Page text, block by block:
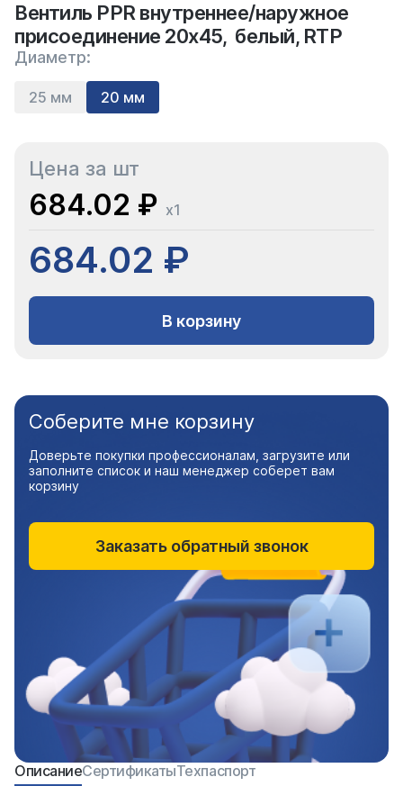
Вентиль PPR внутреннее/наружное
присоединение 20х45, белый, RTP
Диаметр:
25 мм 20 мм
Цена за шт
684.02 ₽ x1
684.02 ₽
В корзину
ОписаниеСертификатыТехпаспорт
Соберите мне корзину
Доверьте покупки профессионалам, загрузите или
заполните список и наш менеджер соберет вам
корзину
Заказать обратный звонок